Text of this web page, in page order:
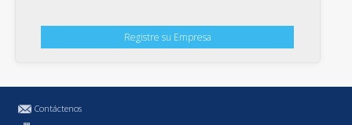
Registre su Empresa
Contáctenos